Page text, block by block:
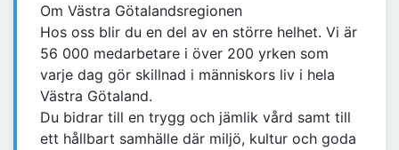
Om Västra Götalandsregionen
Hos oss blir du en del av en större helhet. Vi är
56 000 medarbetare i över 200 yrken som
varje dag gör skillnad i människors liv i hela
Västra Götaland.
Du bidrar till en trygg och jämlik vård samt till
ett hållbart samhälle där miljö, kultur och goda